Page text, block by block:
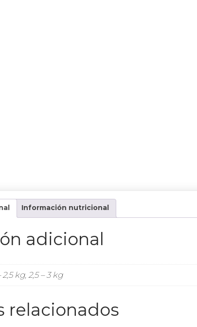
Información nutricional
adicional
2,5 kg, 2,5 – 3 kg
relacionados